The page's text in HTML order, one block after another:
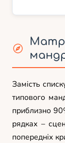
Замість
типового
приблизно
рядках –
попередніх